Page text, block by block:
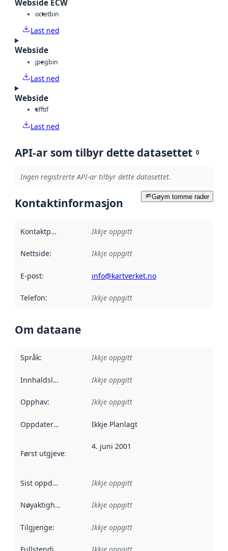
Webside ECW
octetbin
Last ned
Webside
jpegbin
Last ned
Webside
tifftif
Last ned
API-ar som tilbyr dette datasettet 0
Ingen registrerte API-ar tilbyr dette datasettet.
Gøym tomme rader
Kontaktinformasjon
Kontaktpunkt Ikkje oppgitt
Nettside: Ikkje oppgitt
E-post: info@kartverket.no
Telefon: Ikkje oppgitt
Om dataane
Språk: Ikkje oppgitt
Innhaldsleverandørar :
Ikkje oppgitt
Opphav: Ikkje oppgitt
Oppdateringsfrekvens :
Ikkje Planlagt
Først utgjeve: Denne datoen seier når dataa i dette
4. juni 2001
Sist oppdatert Ikkje oppgitt
Nøyaktigheit Ikkje oppgitt
Tilgjenge: Ikkje oppgitt